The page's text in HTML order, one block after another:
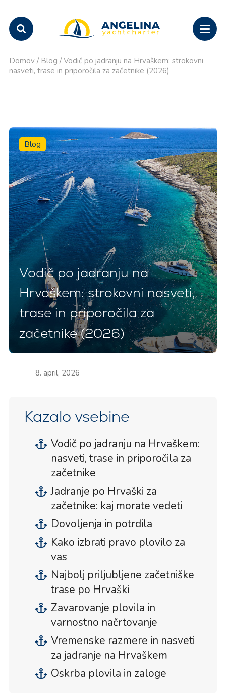
Domov / Blog / Vodič po jadranju na Hrvaškem: strokovni
nasveti, trase in priporočila za začetnike (2026)
Blog
Vodič po jadranju na
Hrvaškem: strokovni nasveti,
trase in priporočila za
začetnike (2026)
8. april, 2026
Kazalo vsebine
Vodič po jadranju na Hrvaškem:
nasveti, trase in priporočila za
začetnike
Jadranje po Hrvaški za
začetnike: kaj morate vedeti
Dovoljenja in potrdila
Kako izbrati pravo plovilo za
vas
Najbolj priljubljene začetniške
trase po Hrvaški
Zavarovanje plovila in
varnostno načrtovanje
Vremenske razmere in nasveti
za jadranje na Hrvaškem
Oskrba plovila in zaloge